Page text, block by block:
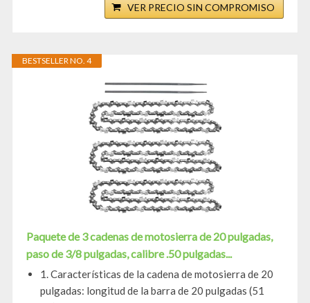
VER PRECIO SIN COMPROMISO
BESTSELLER NO. 4
Paquete de 3 cadenas de motosierra de 20 pulgadas,
paso de 3/8 pulgadas, calibre .50 pulgadas...
1. Características de la cadena de motosierra de 20
pulgadas: longitud de la barra de 20 pulgadas (51